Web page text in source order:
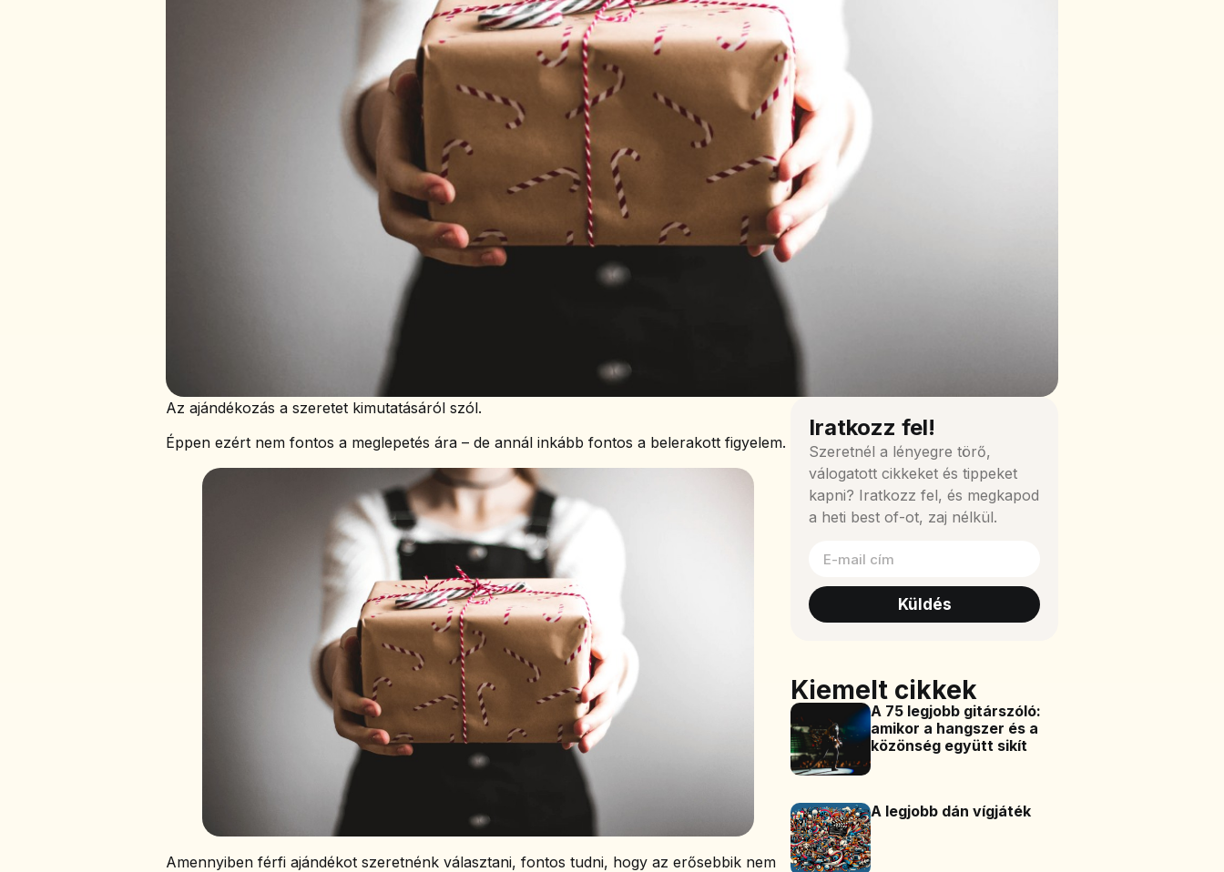
Az ajándékozás a szeretet kimutatásáról szól.
Éppen ezért nem fontos a meglepetés ára – de annál inkább fontos a belerakott figyelem.
Amennyiben férfi ajándékot szeretnénk választani, fontos tudni, hogy az erősebbik nem
Iratkozz fel!
Szeretnél a lényegre törő,
válogatott cikkeket és tippeket
kapni? Iratkozz fel, és megkapod
a heti best of-ot, zaj nélkül.
Küldés
Kiemelt cikkek
A 75 legjobb gitárszóló:
amikor a hangszer és a
közönség együtt sikít
A legjobb dán vígjáték